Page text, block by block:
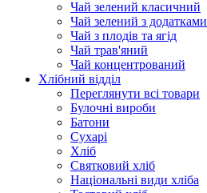
Чай зелений класичний
Чай зелений з додатками
Чай з плодів та ягід
Чай трав'яний
Чай концентрований
Хлібний відділ
Переглянути всі товари
Булочні вироби
Батони
Сухарі
Хліб
Святковий хліб
Національні види хліба